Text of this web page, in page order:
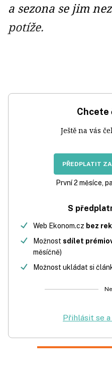
a sezona se jim
potíže.
Chcete
Ještě na vás
PŘEDPLATIT
První 2 měsíce,
S
Web Ekonom.cz bez
Možnost sdílet
měsíčně)
Možnost ukládat si
Přihlásit se